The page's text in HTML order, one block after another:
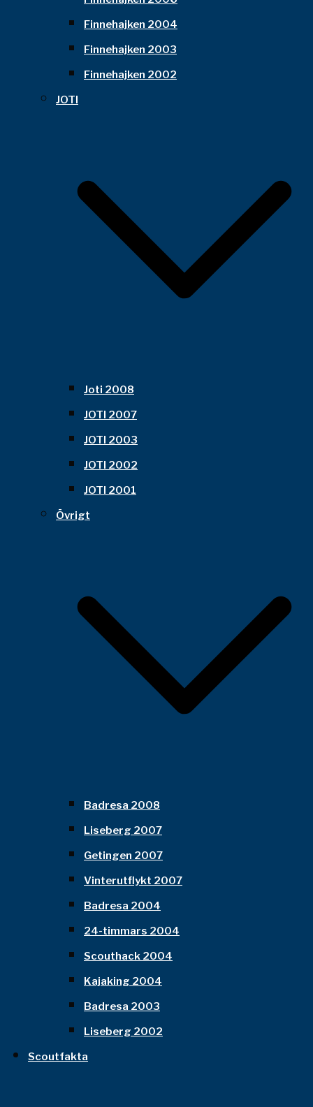
Finnehajken 2004
Finnehajken 2003
Finnehajken 2002
JOTI
Joti 2008
JOTI 2007
JOTI 2003
JOTI 2002
JOTI 2001
Övrigt
Badresa 2008
Liseberg 2007
Getingen 2007
Vinterutflykt 2007
Badresa 2004
24-timmars 2004
Scouthack 2004
Kajaking 2004
Badresa 2003
Liseberg 2002
Scoutfakta